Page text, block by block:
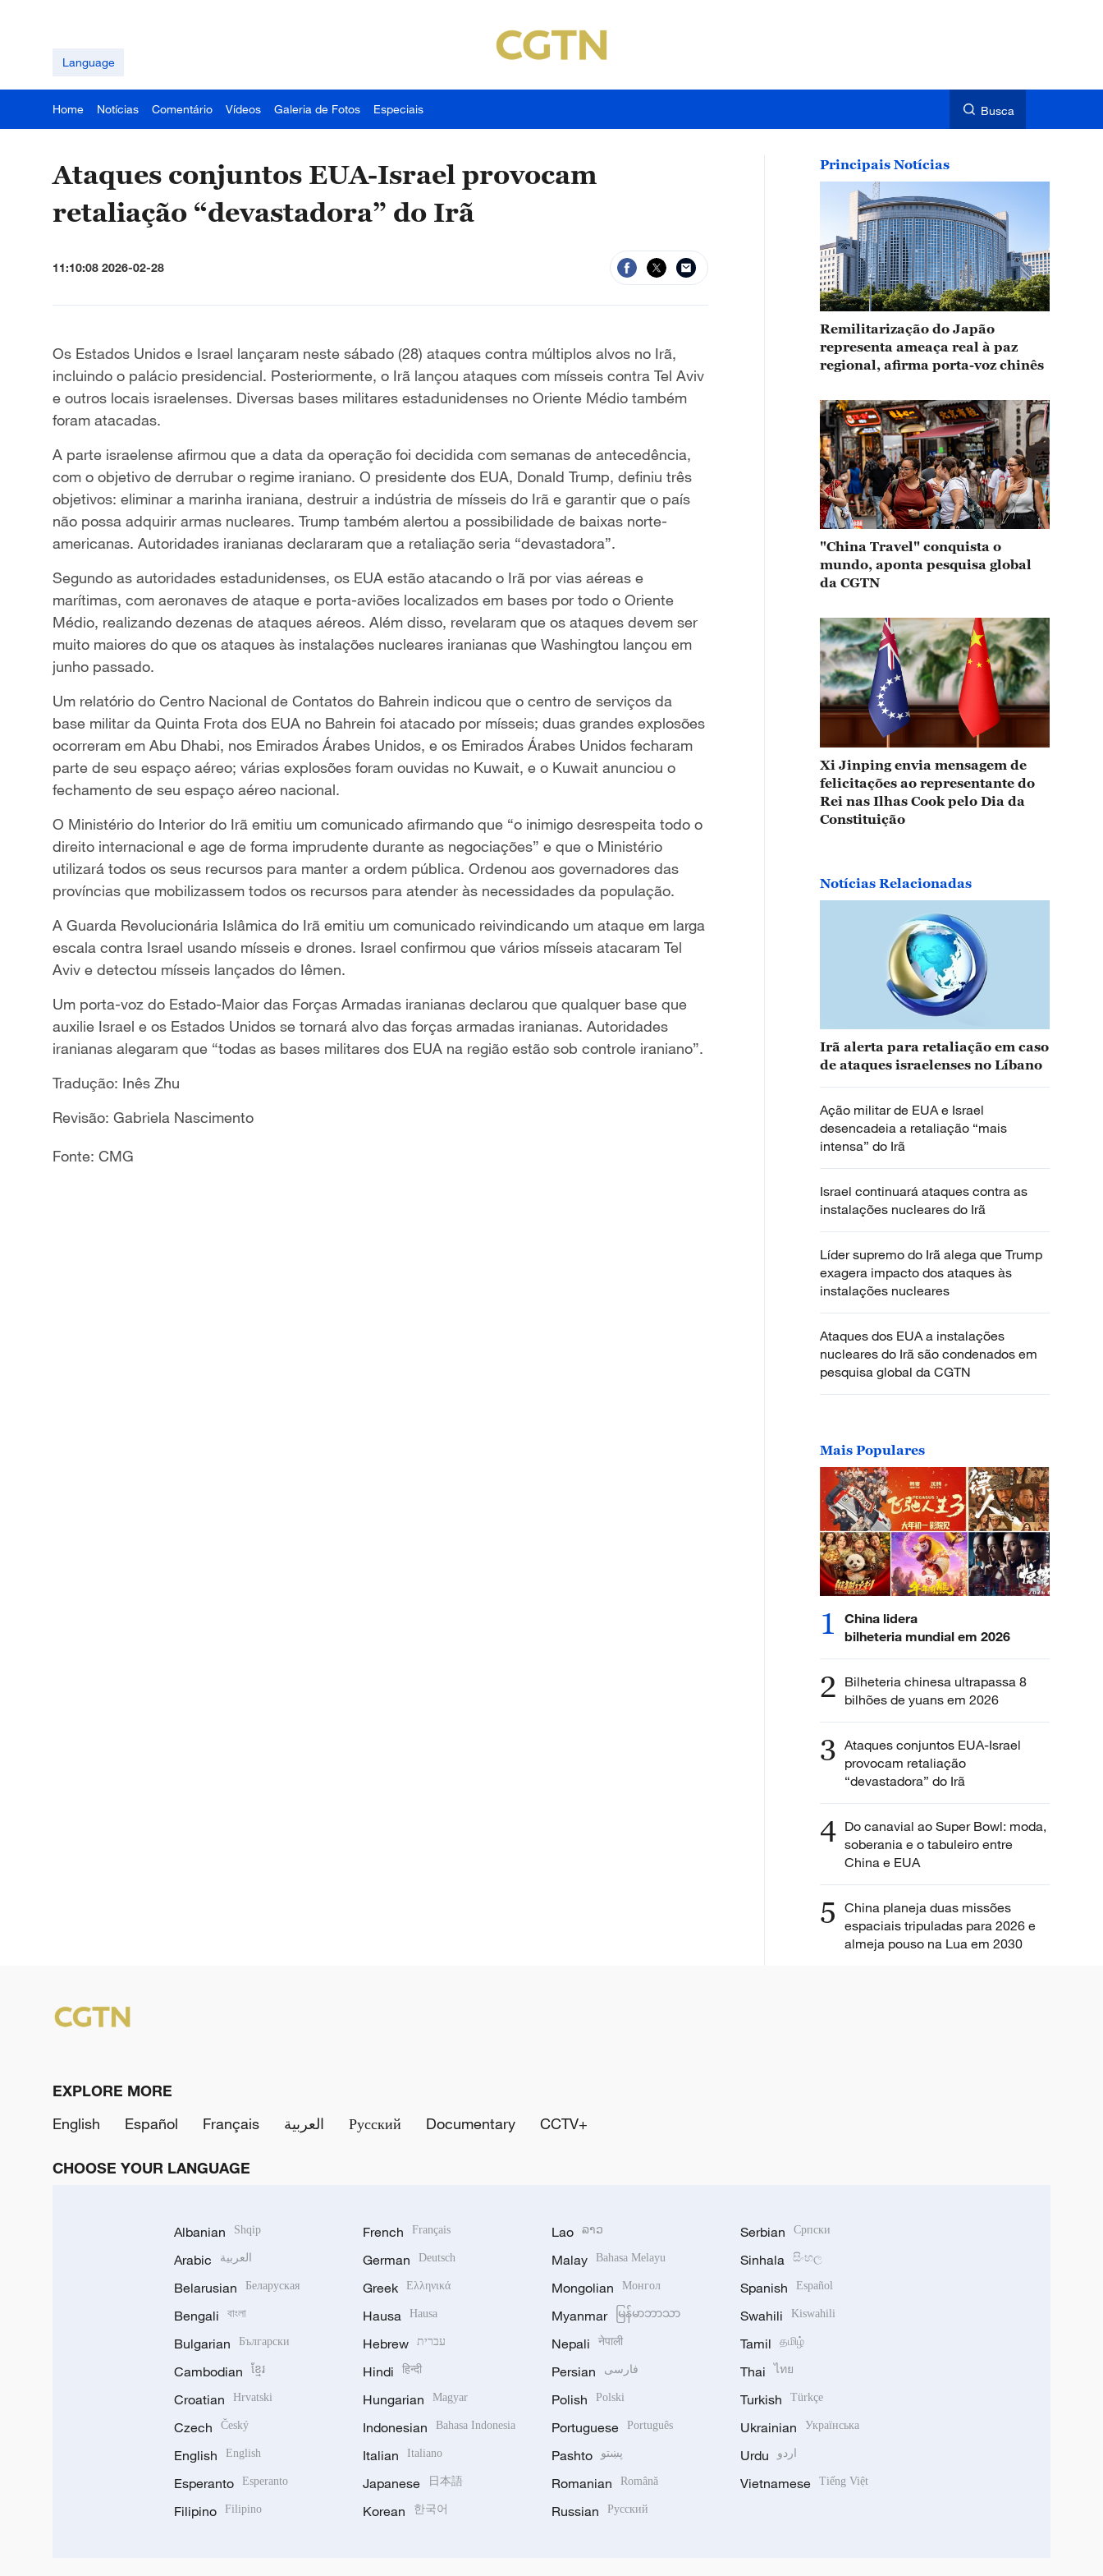
Language
Home Notícias Comentário Vídeos Galeria de Fotos Especiais Busca
Ataques conjuntos EUA-Israel provocam
retaliação “devastadora” do Irã
11:10:08 2026-02-28
Os Estados Unidos e Israel lançaram neste sábado (28) ataques contra múltiplos alvos no Irã,
incluindo o palácio presidencial. Posteriormente, o Irã lançou ataques com mísseis contra Tel Aviv
e outros locais israelenses. Diversas bases militares estadunidenses no Oriente Médio também
foram atacadas.
A parte israelense afirmou que a data da operação foi decidida com semanas de antecedência,
com o objetivo de derrubar o regime iraniano. O presidente dos EUA, Donald Trump, definiu três
objetivos: eliminar a marinha iraniana, destruir a indústria de mísseis do Irã e garantir que o país
não possa adquirir armas nucleares. Trump também alertou a possibilidade de baixas norte-
americanas. Autoridades iranianas declararam que a retaliação seria “devastadora”.
Segundo as autoridades estadunidenses, os EUA estão atacando o Irã por vias aéreas e
marítimas, com aeronaves de ataque e porta-aviões localizados em bases por todo o Oriente
Médio, realizando dezenas de ataques aéreos. Além disso, revelaram que os ataques devem ser
muito maiores do que os ataques às instalações nucleares iranianas que Washingtou lançou em
junho passado.
Um relatório do Centro Nacional de Contatos do Bahrein indicou que o centro de serviços da
base militar da Quinta Frota dos EUA no Bahrein foi atacado por mísseis; duas grandes explosões
ocorreram em Abu Dhabi, nos Emirados Árabes Unidos, e os Emirados Árabes Unidos fecharam
parte de seu espaço aéreo; várias explosões foram ouvidas no Kuwait, e o Kuwait anunciou o
fechamento de seu espaço aéreo nacional.
O Ministério do Interior do Irã emitiu um comunicado afirmando que “o inimigo desrespeita todo o
direito internacional e age de forma imprudente durante as negociações” e que o Ministério
utilizará todos os seus recursos para manter a ordem pública. Ordenou aos governadores das
províncias que mobilizassem todos os recursos para atender às necessidades da população.
A Guarda Revolucionária Islâmica do Irã emitiu um comunicado reivindicando um ataque em larga
escala contra Israel usando mísseis e drones. Israel confirmou que vários mísseis atacaram Tel
Aviv e detectou mísseis lançados do Iêmen.
Um porta-voz do Estado-Maior das Forças Armadas iranianas declarou que qualquer base que
auxilie Israel e os Estados Unidos se tornará alvo das forças armadas iranianas. Autoridades
iranianas alegaram que “todas as bases militares dos EUA na região estão sob controle iraniano”.
Tradução: Inês Zhu
Revisão: Gabriela Nascimento
Fonte: CMG
Principais Notícias
Remilitarização do Japão
representa ameaça real à paz
regional, afirma porta-voz chinês
"China Travel" conquista o
mundo, aponta pesquisa global
da CGTN
Xi Jinping envia mensagem de
felicitações ao representante do
Rei nas Ilhas Cook pelo Dia da
Constituição
Notícias Relacionadas
Irã alerta para retaliação em caso
de ataques israelenses no Líbano
Ação militar de EUA e Israel
desencadeia a retaliação “mais
intensa” do Irã
Israel continuará ataques contra as
instalações nucleares do Irã
Líder supremo do Irã alega que Trump
exagera impacto dos ataques às
instalações nucleares
Ataques dos EUA a instalações
nucleares do Irã são condenados em
pesquisa global da CGTN
Mais Populares
1
China lidera
bilheteria mundial em 2026
2 Bilheteria chinesa ultrapassa 8
bilhões de yuans em 2026
3 Ataques conjuntos EUA-Israel
provocam retaliação
“devastadora” do Irã
4 Do canavial ao Super Bowl: moda,
soberania e o tabuleiro entre
China e EUA
5 China planeja duas missões
espaciais tripuladas para 2026 e
almeja pouso na Lua em 2030
EXPLORE MORE
English
Español Français العربية Русский Documentary CCTV+
CHOOSE YOUR LANGUAGE
Albanian Shqip
Arabic العربية
Belarusian Беларуская
Bengali বাংলা
Bulgarian Български
Cambodian ខ្មែរ
Croatian Hrvatski
Czech Český
English English
Esperanto Esperanto
Filipino Filipino
French Français
German Deutsch
Greek Ελληνικά
Hausa Hausa
Hebrew עברית
Hindi हिन्दी
Hungarian Magyar
Indonesian Bahasa Indonesia
Italian Italiano
Japanese 日本語
Korean 한국어
Lao ລາວ
Malay Bahasa Melayu
Mongolian Монгол
Myanmar မြန်မာဘာသာ
Nepali नेपाली
Persian فارسی
Polish Polski
Portuguese Português
Pashto پښتو
Romanian Română
Russian Русский
Serbian Српски
Sinhala සිංහල
Spanish Español
Swahili Kiswahili
Tamil தமிழ்
Thai ไทย
Turkish Türkçe
Ukrainian Українська
Urdu اردو
Vietnamese Tiếng Việt